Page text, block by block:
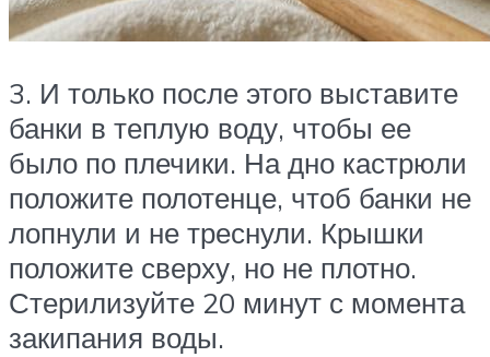
3. И только после этого выставите
банки в теплую воду, чтобы ее
было по плечики. На дно кастрюли
положите полотенце, чтоб банки не
лопнули и не треснули. Крышки
положите сверху, но не плотно.
Стерилизуйте 20 минут с момента
закипания воды.